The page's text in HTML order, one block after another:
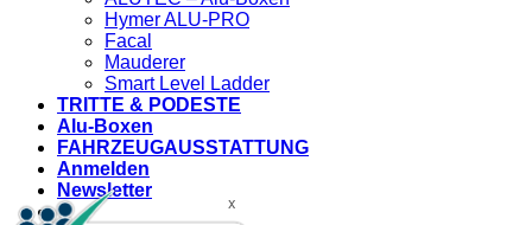
Hymer ALU-PRO
Facal
Mauderer
Smart Level Ladder
TRITTE & PODESTE
Alu-Boxen
FAHRZEUGAUSSTATTUNG
Anmelden
Newsletter